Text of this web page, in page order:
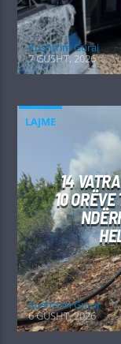
Kushtrim Guraj
7 GUSHT, 2026
LAJME
14
10
Kushtrim Guraj
6 GUSHT, 2026